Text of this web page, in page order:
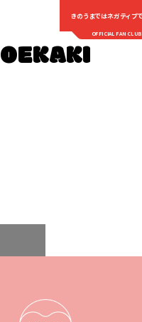
きのうまではネガティブ
OFFICIAL FAN CLUB
OEKAKI